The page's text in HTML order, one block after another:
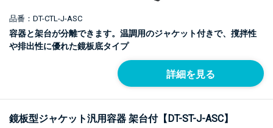
品番：DT-CTL-J-ASC
容器と架台が分離できます。温調用のジャケット付きで、撹拌性
や排出性に優れた鏡板底タイプ
詳細を見る
鏡板型ジャケット汎用容器 架台付【DT-ST-J-ASC】